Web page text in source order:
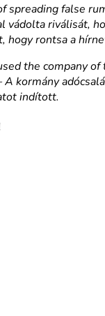
spreading false
vádolta riválisát,
hogy rontsa a
the company of
A kormány
indított.